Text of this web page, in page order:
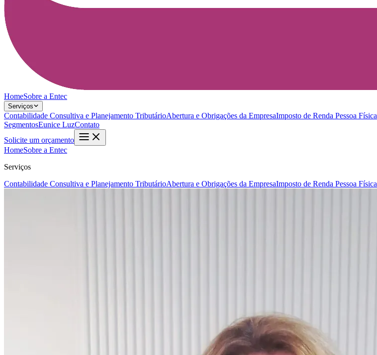
HomeSobre a Entec
Serviços
Contabilidade Consultiva e Planejamento TributárioAbertura e Obrigações da EmpresaImposto de Renda Pessoa Física
SegmentosEunice LuzContato
Solicite um orçamento
HomeSobre a Entec
Serviços
Contabilidade Consultiva e Planejamento TributárioAbertura e Obrigações da EmpresaImposto de Renda Pessoa Física